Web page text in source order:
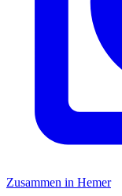
Zusammen in Hemer